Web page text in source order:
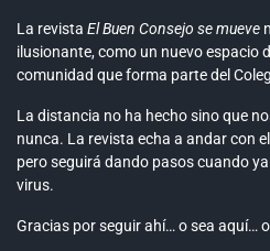
La revista El Buen Consejo se mueve
ilusionante, como un nuevo espacio
comunidad que forma parte del
La distancia no ha hecho sino que
nunca. La revista echa a andar con
pero seguirá dando pasos cuando
virus.
Gracias por seguir ahí… o sea aquí… o